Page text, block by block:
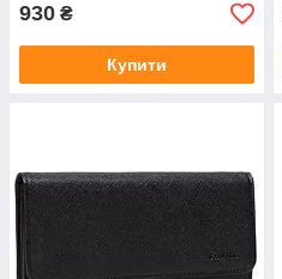
930 ₴
Купити